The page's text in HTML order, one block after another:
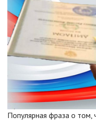
Популярная фраза о том,